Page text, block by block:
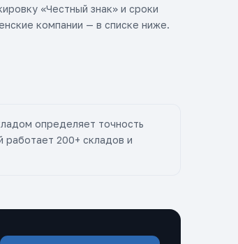
«Честный знак» и сроки
компании — в списке ниже.
определяет точность
работает 200+ складов и